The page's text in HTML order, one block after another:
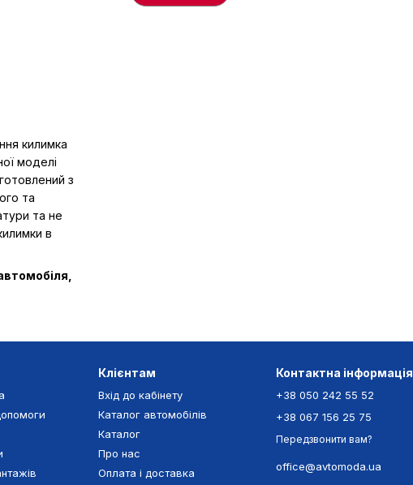
килимка
моделі
з
та
та не
в
Клієнтам
Вхід до кабінету
Каталог автомобілів
Каталог
Про нас
Оплата і доставка
Контактна інформація
+38 050 242 55 52
+38 067 156 25 75
Передзвонити вам?
office@avtomoda.ua